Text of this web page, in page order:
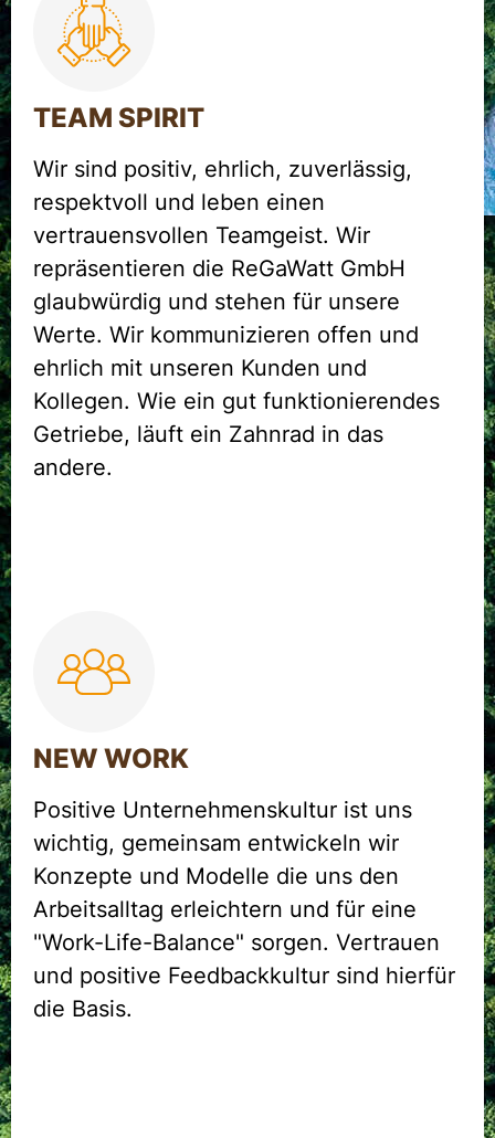
TEAM SPIRIT
Wir sind positiv, ehrlich, zuverlässig,
respektvoll und leben einen
vertrauensvollen Teamgeist. Wir
repräsentieren die ReGaWatt GmbH
glaubwürdig und stehen für unsere
Werte. Wir kommunizieren offen und
ehrlich mit unseren Kunden und
Kollegen. Wie ein gut funktionierendes
Getriebe, läuft ein Zahnrad in das
andere.
NEW WORK
Positive Unternehmenskultur ist uns
wichtig, gemeinsam entwickeln wir
Konzepte und Modelle die uns den
Arbeitsalltag erleichtern und für eine
"Work-Life-Balance" sorgen. Vertrauen
und positive Feedbackkultur sind hierfür
die Basis.